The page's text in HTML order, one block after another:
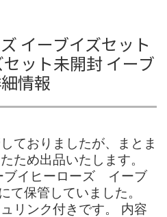
イーブイズセット
ット未開封 イーブ
情報
ておりましたが、まとま
ため出品いたします。
ブイヒーローズ イーブ
て保管していました。
リンク付きです。 内容